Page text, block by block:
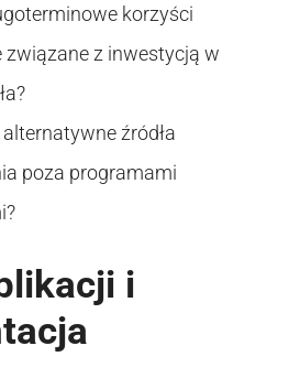
korzyści
związane z inwestycją w
źródła
poza programami
i